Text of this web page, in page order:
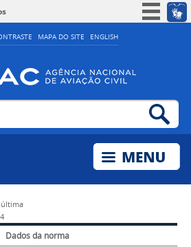
MAPA DO SITE ENGLISH
Simplifique!
Acesso à informação
Legislação
última
Dados da norma